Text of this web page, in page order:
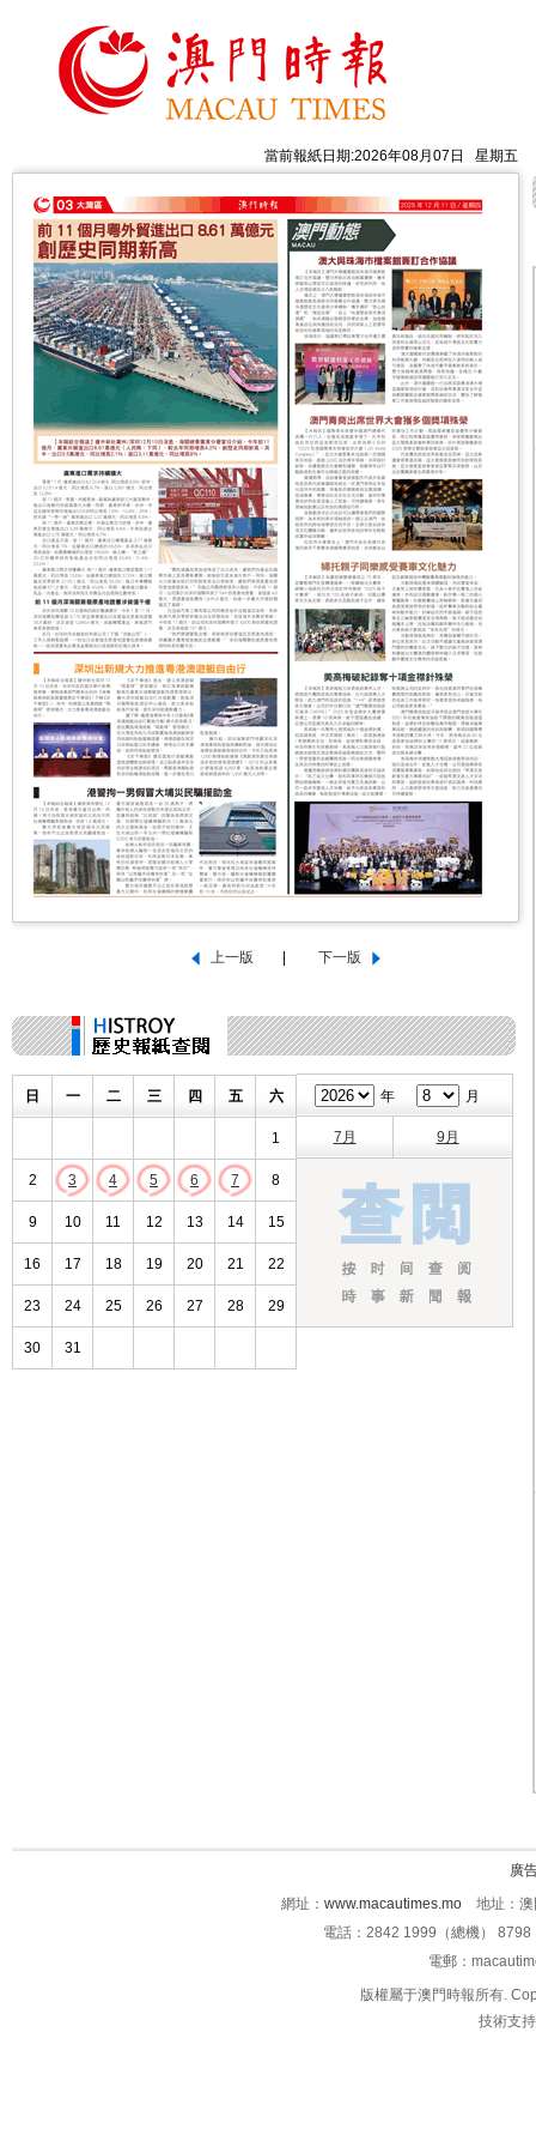
當前報紙日期:2026年08月07日 星期五
日 一 二 三 四 五 六
1
2 3 4 5 6 7 8
9 10 11 12 13 14 15
16 17 18 19 20 21 22
23 24 25 26 27 28 29
30 31
年 月
7月 9月
廣
網址： www.macautimes.mo 地址：澳
電話：2842 1999（總機）
電郵：
版權屬于澳門時報所有.
技術支